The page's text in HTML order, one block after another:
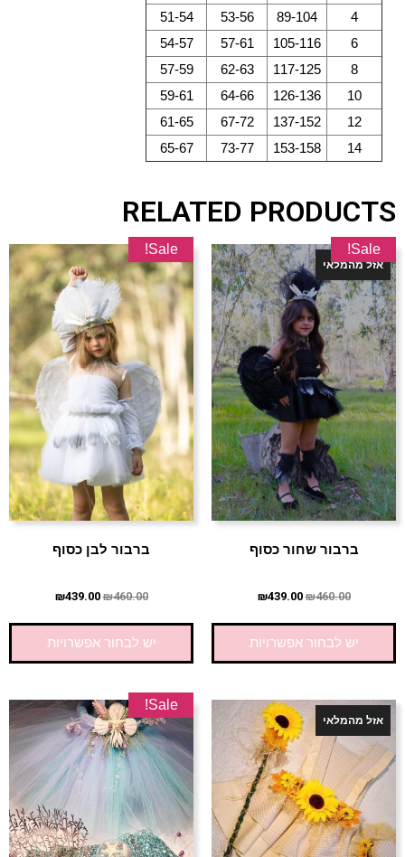
4
89-104
53-56
51-54
6
105-116
57-61
54-57
8
117-125
62-63
57-59
10
126-136
64-66
59-61
12
137-152
67-72
61-65
14
153-158
73-77
65-67
RELATED PRODUCTS
Sale!
אזל מהמלאי
ברבור שחור כסוף
₪460.00
₪439.00
יש לבחור אפשרויות
Sale!
ברבור לבן כסוף
₪460.00
₪439.00
יש לבחור אפשרויות
אזל מהמלאי
Sale!